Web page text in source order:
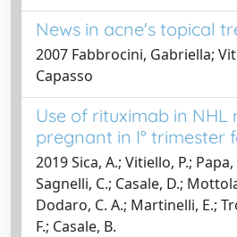
News in acne's topical
2007 Fabbrocini, Gabriella;
Capasso
Use of rituximab in
pregnant in I° trimester
2019 Sica, A.; Vitiello, P.;
Sagnelli, C.; Casale, D.;
Dodaro, C. A.; Martinelli, E.;
F.; Casale, B.